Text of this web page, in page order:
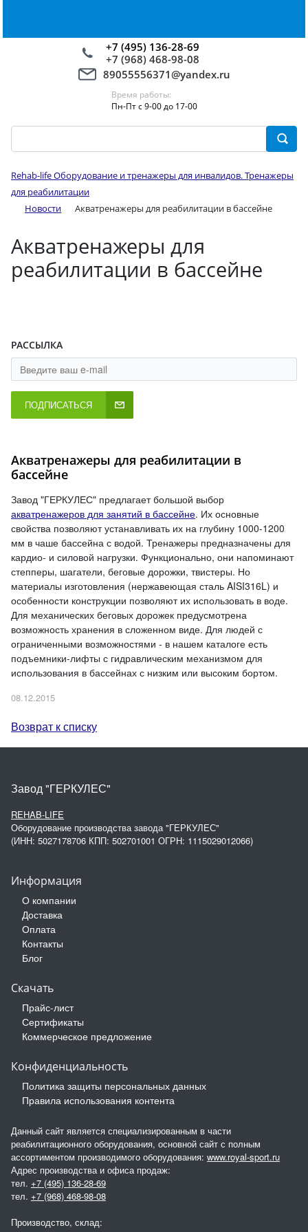
+7 (495) 136-28-69
+7 (968) 468-98-08
89055556371@yandex.ru
Время работы:
Пн-Пт с 9-00 до 17-00
Rehab-life Оборудование и тренажеры для инвалидов. Тренажеры
для реабилитации
Новости
Акватренажеры для реабилитации в бассейне
Акватренажеры для
реабилитации в бассейне
РАССЫЛКА
ПОДПИСАТЬСЯ
Акватренажеры для реабилитации в
бассейне
Завод "ГЕРКУЛЕС" предлагает большой выбор
акватренажеров для занятий в бассейне. Их основные
свойства позволяют устанавливать их на глубину 1000-1200
мм в чаше бассейна с водой. Тренажеры предназначены для
кардио- и силовой нагрузки. Функционально, они напоминают
степперы, шагатели, беговые дорожки, твистеры. Но
материалы изготовления (нержавеющая сталь AISI316L) и
особенности конструкции позволяют их использовать в воде.
Для механических беговых дорожек предусмотрена
возможность хранения в сложенном виде. Для людей с
ограниченными возможностями - в нашем каталоге есть
подъемники-лифты с гидравлическим механизмом для
использования в бассейнах с низким или высоким бортом.
08.12.2015
Возврат к списку
Завод "ГЕРКУЛЕС"
REHAB-LIFE
Оборудование производства завода "ГЕРКУЛЕС"
(ИНН: 5027178706 КПП: 502701001 ОГРН: 1115029012066)
Информация
О компании
Доставка
Оплата
Контакты
Блог
Скачать
Прайс-лист
Сертификаты
Коммерческое предложение
Конфиденциальность
Политика защиты персональных данных
Правила использования контента
Данный сайт является специализированным в части
реабилитационного оборудования, основной сайт с полным
ассортиментом производимого оборудования: www.royal-sport.ru
Адрес производства и офиса продаж:
тел. +7 (495) 136-28-69
тел. +7 (968) 468-98-08
Производство, склад: